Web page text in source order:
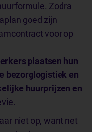
Zodra
goed zijn
voor op
plaatsen hun
bezorglogistiek en
huurprijzen en
niet op, want net